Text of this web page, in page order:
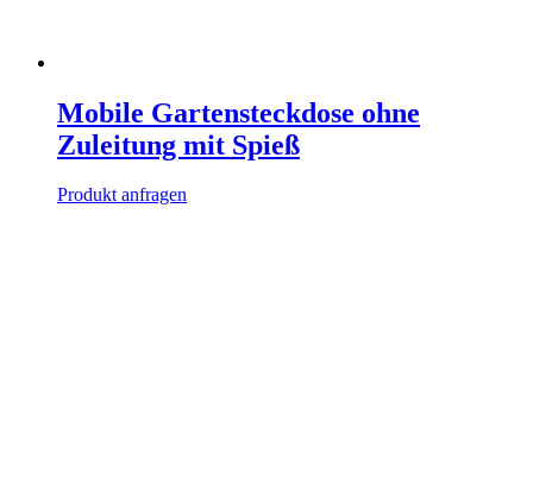
Mobile Gartensteckdose ohne
Zuleitung mit Spieß
Produkt anfragen